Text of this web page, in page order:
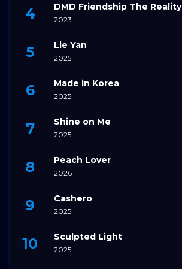
DMD Friendship The Reality
2023
Lie Yan
2025
Made in Korea
2025
Shine on Me
2025
Peach Lover
2026
Cashero
2025
Sculpted Light
2025